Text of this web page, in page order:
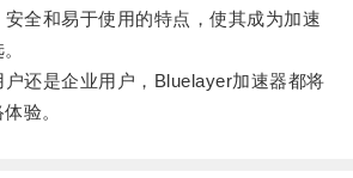
和易于使用的特点，使其成为加速
是企业用户，Bluelayer加速器都将
验。